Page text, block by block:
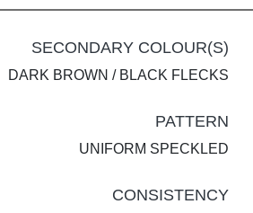
SECONDARY COLOUR(S)
DARK BROWN / BLACK FLECKS
PATTERN
UNIFORM SPECKLED
CONSISTENCY